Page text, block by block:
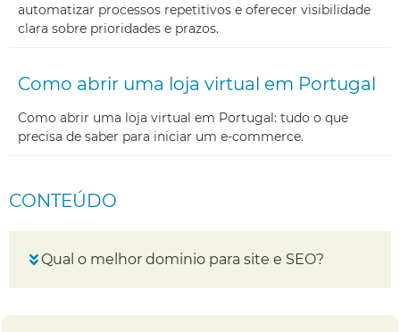
automatizar processos repetitivos e oferecer visibilidade
clara sobre prioridades e prazos.
Como abrir uma loja virtual em Portugal
Como abrir uma loja virtual em Portugal: tudo o que
precisa de saber para iniciar um e-commerce.
CONTEÚDO
Qual o melhor dominio para site e SEO?